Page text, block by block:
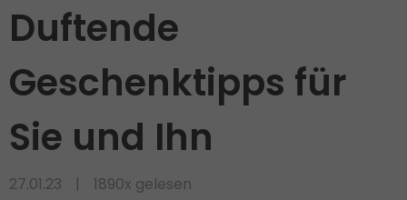
Duftende
Geschenktipps für
Sie und Ihn
27.01.23 1890x gelesen